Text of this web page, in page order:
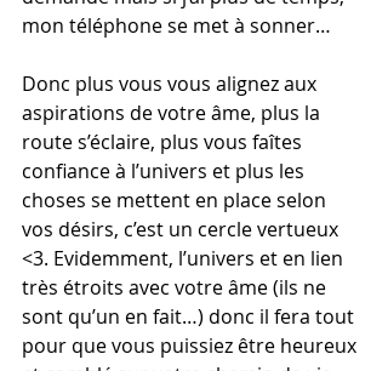
mon téléphone se met à sonner…
Donc plus vous vous alignez aux
aspirations de votre âme, plus la
route s’éclaire, plus vous faîtes
confiance à l’univers et plus les
choses se mettent en place selon
vos désirs, c’est un cercle vertueux
<3. Evidemment, l’univers et en lien
très étroits avec votre âme (ils ne
sont qu’un en fait…) donc il fera tout
pour que vous puissiez être heureux